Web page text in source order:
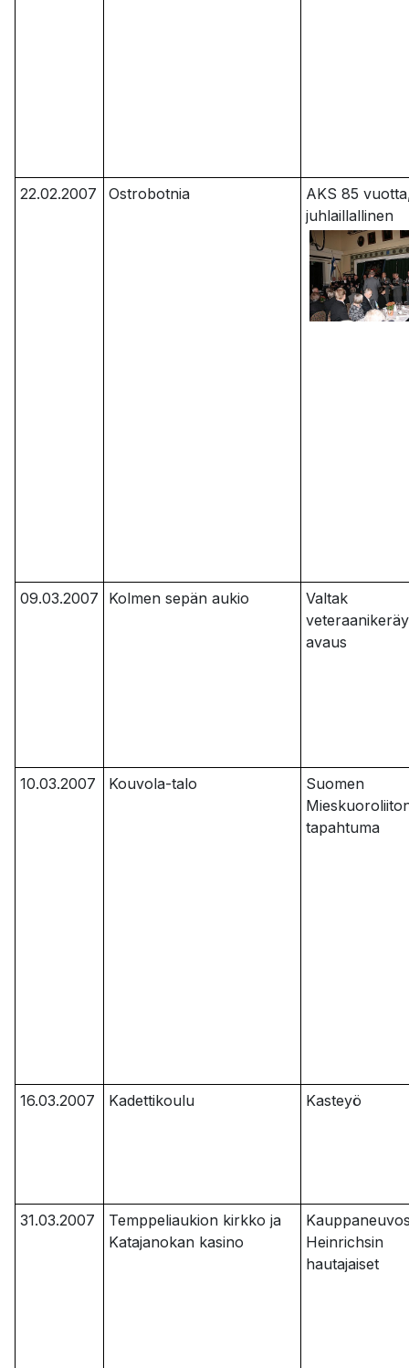
22.02.2007 Ostrobotnia
AKS 85
juhlaillallinen
09.03.2007 Kolmen sepän aukio
Valtak
avaus
10.03.2007 Kouvola-talo
Suomen
tapahtuma
16.03.2007 Kadettikoulu Kasteyö
31.03.2007
Temppeliaukion kirkko ja
Katajanokan kasino
Heinrichsin
hautajaiset